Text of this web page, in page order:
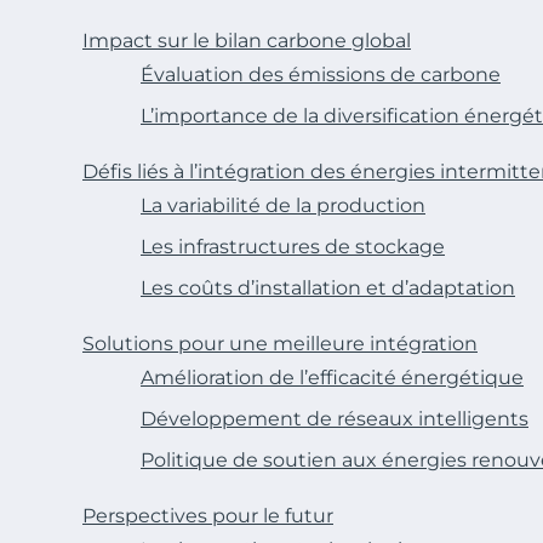
Impact sur le bilan carbone global
Évaluation des émissions de carbone
L’importance de la diversification
Défis liés à l’intégration des énergies
La variabilité de la production
Les infrastructures de stockage
Les coûts d’installation et d’adaptation
Solutions pour une meilleure intégration
Amélioration de l’efficacité énergétique
Développement de réseaux intelligents
Politique de soutien aux énergies
Perspectives pour le futur